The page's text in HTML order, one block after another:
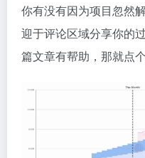
你有没有因为项目忽然
迎于评论区域分享你的
篇文章有帮助，那就点